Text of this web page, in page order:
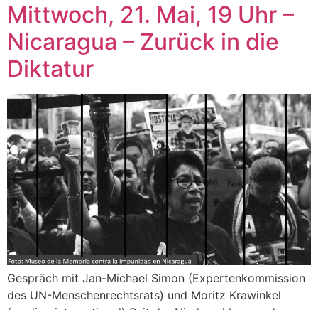
Mittwoch, 21. Mai, 19 Uhr –
Nicaragua – Zurück in die
Diktatur
Gespräch mit Jan-Michael Simon (Expertenkommission
des UN-Menschenrechtsrats) und Moritz Krawinkel